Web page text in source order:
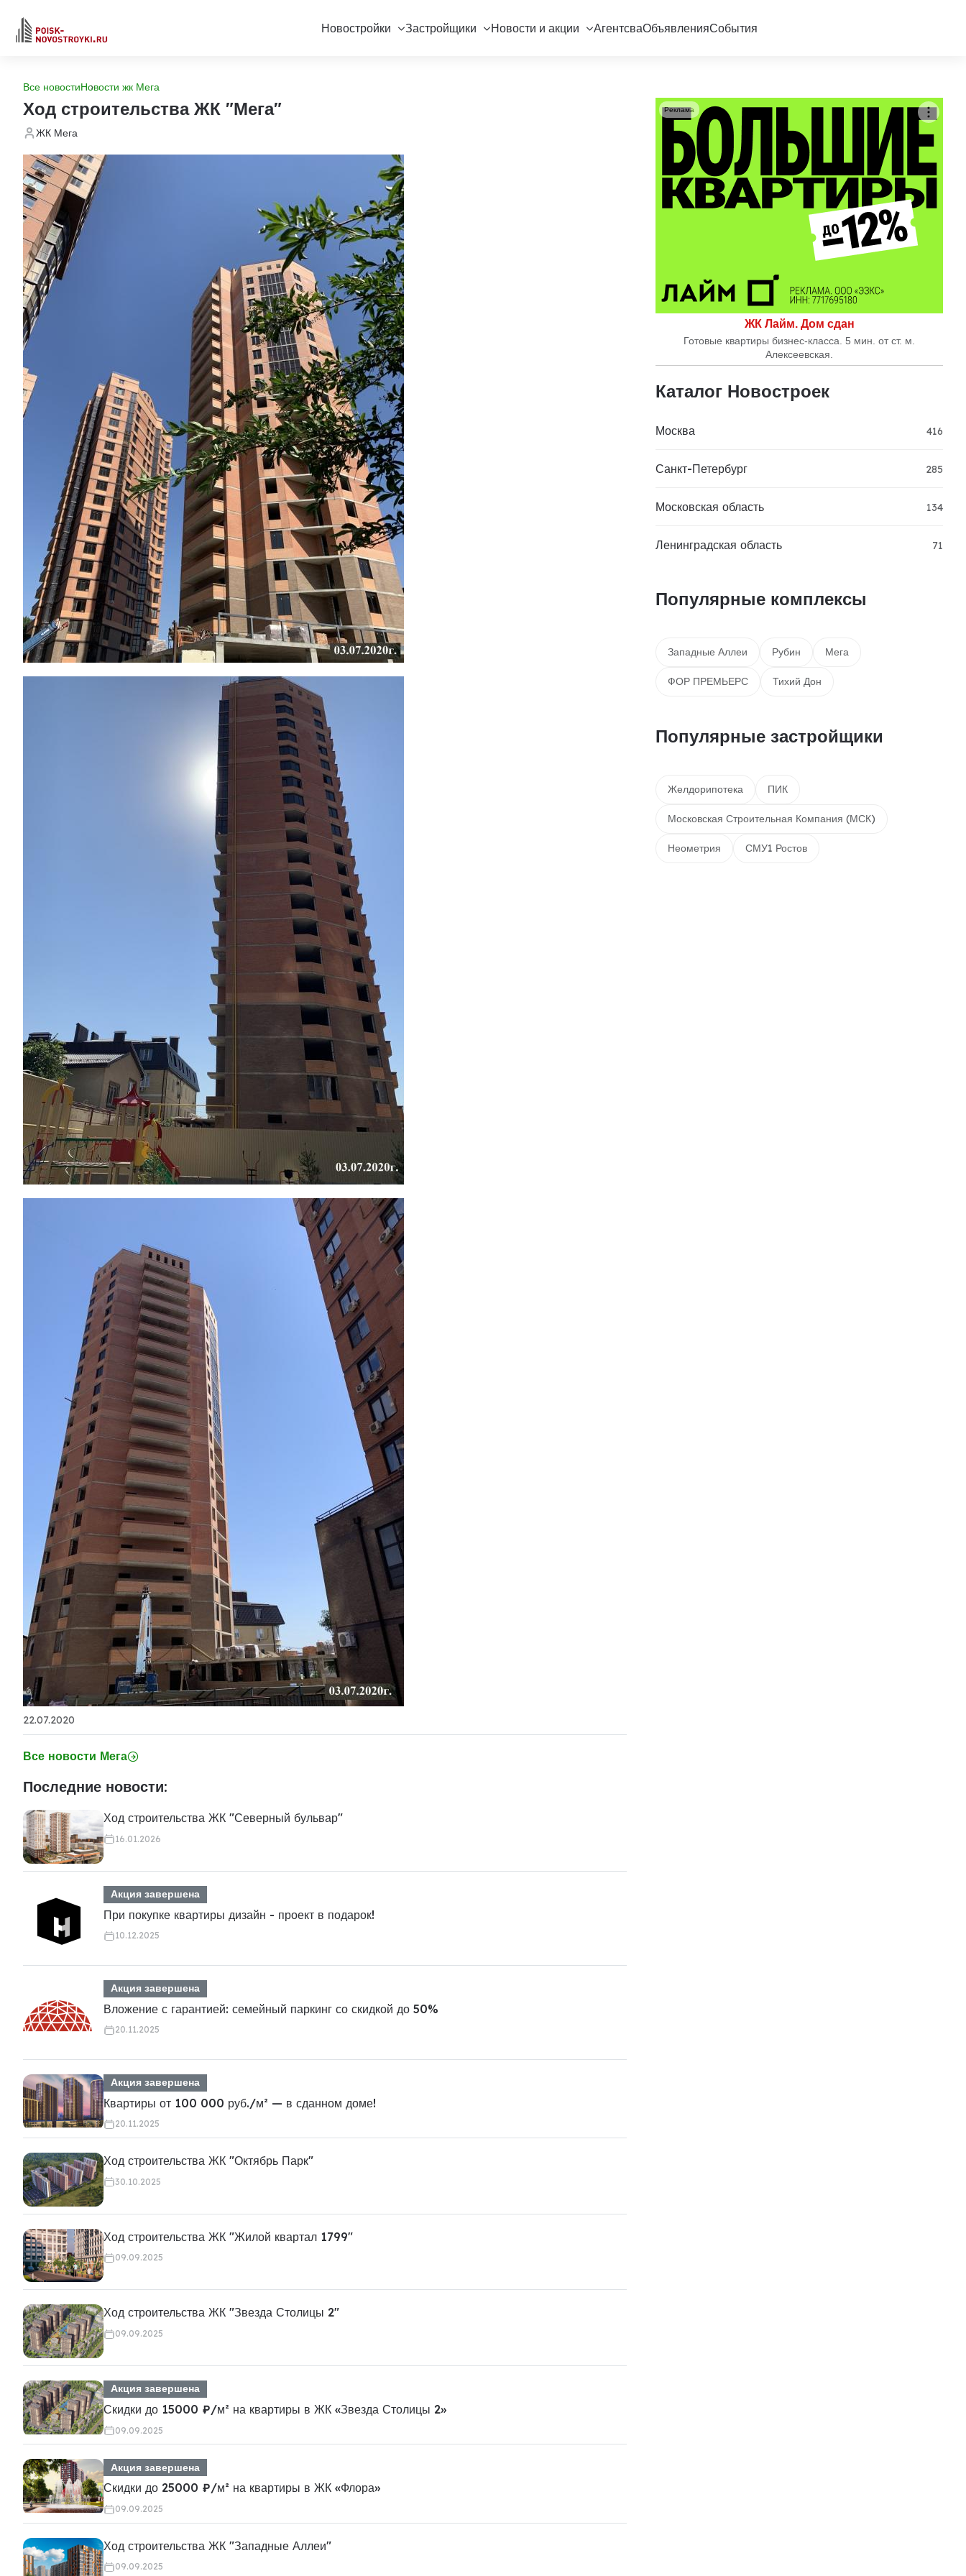
Новостройки Застройщики Новости и акции АгентсваОбъявленияСобытия
Все новостиНовости жк Мега
Ход строительства ЖК "Мега"
ЖК Мега
22.07.2020
Все новости Мега
Последние новости:
Ход строительства ЖК "Северный бульвар"
16.01.2026
Акция завершена
При покупке квартиры дизайн - проект в подарок!
10.12.2025
Акция завершена
Вложение с гарантией: семейный паркинг со скидкой до 50%
20.11.2025
Акция завершена
Квартиры от 100 000 руб./м² — в сданном доме!
20.11.2025
Ход строительства ЖК "Октябрь Парк"
30.10.2025
Ход строительства ЖК "Жилой квартал 1799"
09.09.2025
Ход строительства ЖК "Звезда Столицы 2"
09.09.2025
Акция завершена
Скидки до 15000 ₽/м² на квартиры в ЖК «Звезда Столицы 2»
09.09.2025
Акция завершена
Скидки до 25000 ₽/м² на квартиры в ЖК «Флора»
09.09.2025
Ход строительства ЖК "Западные Аллеи"
09.09.2025
ЖК Лайм. Дом сдан
Готовые квартиры бизнес-класса. 5 мин. от ст. м.
Алексеевская.
Реклама
Каталог Новостроек
Москва 416
Санкт-Петербург 285
Московская область 134
Ленинградская область 71
Популярные комплексы
Западные Аллеи Рубин Мега
ФОР ПРЕМЬЕРС Тихий Дон
Популярные застройщики
Желдорипотека ПИК
Московская Строительная Компания (МСК)
Неометрия СМУ1 Ростов